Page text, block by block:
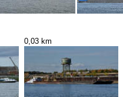
0,03 km